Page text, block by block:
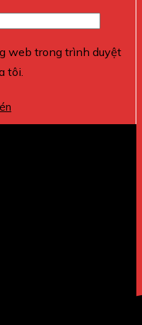
web trong trình duyệt
tôi.